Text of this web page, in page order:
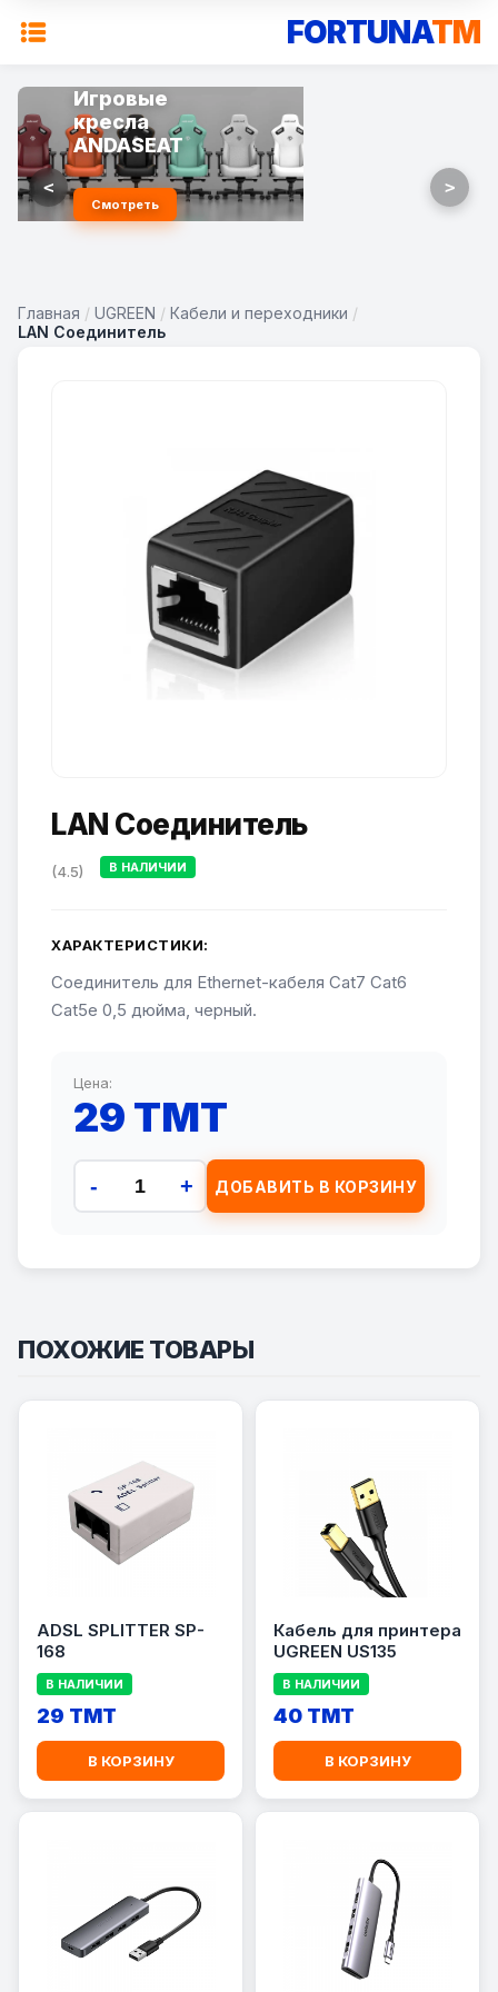
FORTUNATM
Игровые
кресла
ANDASEAT
Смотреть
< >
Главная / UGREEN / Кабели и переходники /
LAN Соединитель
LAN Соединитель
(4.5) В НАЛИЧИИ
ХАРАКТЕРИСТИКИ:
Соединитель для Ethernet-кабеля Cat7 Cat6
Cat5e 0,5 дюйма, черный.
Цена:
29 TMT
- + ДОБАВИТЬ В КОРЗИНУ
ПОХОЖИЕ ТОВАРЫ
ADSL SPLITTER SP-
168
В НАЛИЧИИ
29 TMT
В КОРЗИНУ
Кабель для принтера
UGREEN US135
В НАЛИЧИИ
40 TMT
В КОРЗИНУ